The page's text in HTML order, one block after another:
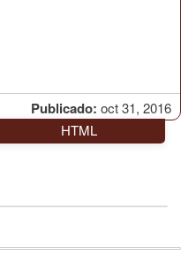
Publicado: oct 31, 2016
HTML